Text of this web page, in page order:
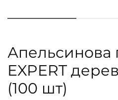
Апельсинова
EXPERT
(100 шт)